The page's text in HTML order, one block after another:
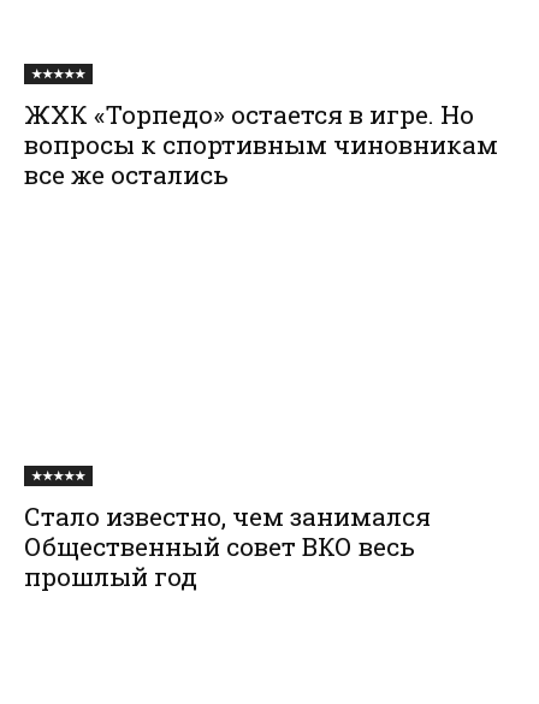
★★★★★
ЖХК «Торпедо» остается в игре. Но
вопросы к спортивным чиновникам
все же остались
★★★★★
Стало известно, чем занимался
Общественный совет ВКО весь
прошлый год